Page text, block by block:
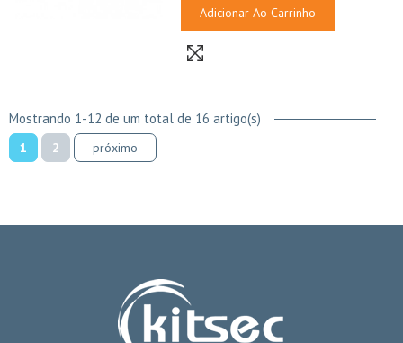
Adicionar Ao Carrinho
Mostrando 1-12 de um total de 16 artigo(s)
1 2 próximo